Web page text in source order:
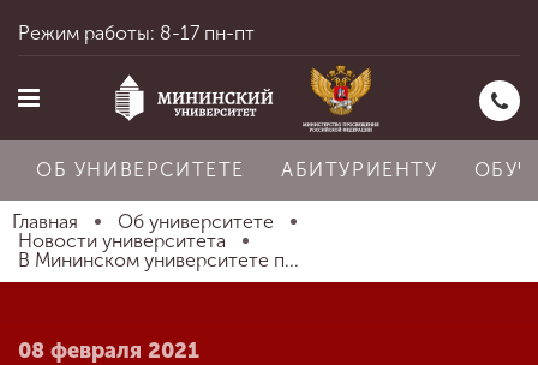
Главная
Режим работы: 8-17 пн-пт
ОБ УНИВЕРСИТЕТЕ АБИТУРИЕНТУ
Главная
Об университете
Новости университета
В Мининском университете п...
08 февраля 2021